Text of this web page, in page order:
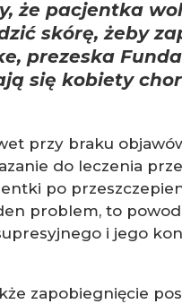
że pacjentka
skórę, żeby
prezeska
się kobiety
przy braku
do leczenia
po
problem, to
i jego
zapobiegnięcie